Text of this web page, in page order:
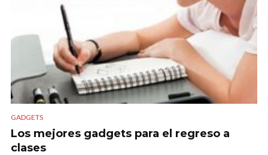
GADGETS
Los mejores gadgets para el regreso a
clases